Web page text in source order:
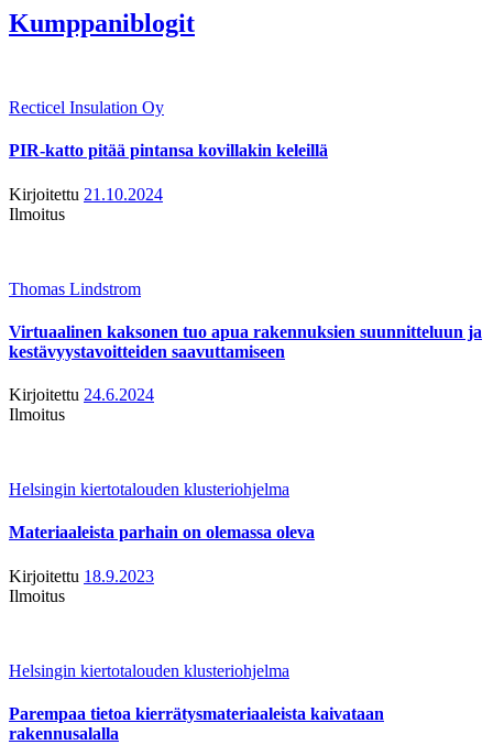
Kumppaniblogit
Recticel Insulation Oy
PIR-katto pitää pintansa kovillakin keleillä
Kirjoitettu 21.10.2024
Ilmoitus
Thomas Lindstrom
Virtuaalinen kaksonen tuo apua rakennuksien suunnitteluun ja
kestävyystavoitteiden saavuttamiseen
Kirjoitettu 24.6.2024
Ilmoitus
Helsingin kiertotalouden klusteriohjelma
Materiaaleista parhain on olemassa oleva
Kirjoitettu 18.9.2023
Ilmoitus
Helsingin kiertotalouden klusteriohjelma
Parempaa tietoa kierrätysmateriaaleista kaivataan
rakennusalalla